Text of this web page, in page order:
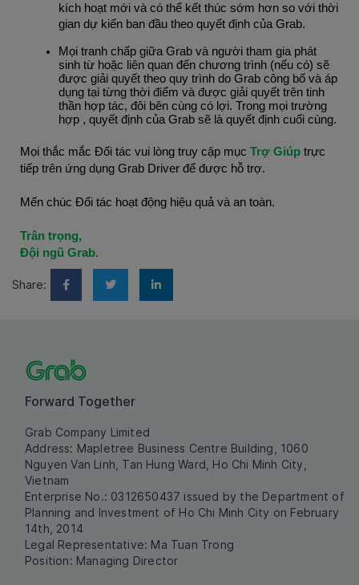
kích hoạt mới và có thể kết thúc sớm hơn so với thời
gian dự kiến ban đầu theo quyết định của Grab.
Mọi tranh chấp giữa Grab và người tham gia phát
sinh từ hoặc liên quan đến chương trình (nếu có) sẽ
được giải quyết theo quy trình do Grab công bố và áp
dụng tại từng thời điểm và được giải quyết trên tinh
thần hợp tác, đôi bên cùng có lợi. Trong mọi trường
hợp , quyết định của Grab sẽ là quyết định cuối cùng.
Mọi thắc mắc Đối tác vui lòng truy cập mục Trợ Giúp trực
tiếp trên ứng dụng Grab Driver để được hỗ trợ.
Mến chúc Đối tác hoạt động hiệu quả và an toàn.
Trân trọng,
Đội ngũ Grab.
Share:
Forward Together
Grab Company Limited
Address: Mapletree Business Centre Building, 1060
Nguyen Van Linh, Tan Hung Ward, Ho Chi Minh City,
Vietnam
Enterprise No.: 0312650437 issued by the Department of
Planning and Investment of Ho Chi Minh City on February
14th, 2014
Legal Representative: Ma Tuan Trong
Position: Managing Director